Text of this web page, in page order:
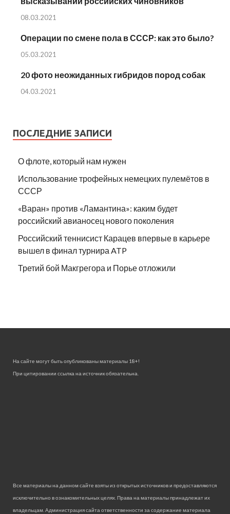
08.03.2021
Операции по смене пола в СССР: как это было?
05.03.2021
20 фото неожиданных гибридов пород собак
04.03.2021
ПОСЛЕДНИЕ ЗАПИСИ
О флоте, который нам нужен
Использование трофейных немецких пулемётов в
СССР
«Варан» против «Ламантина»: каким будет
российский авианосец нового поколения
Российский теннисист Карацев впервые в карьере
вышел в финал турнира ATP
Третий бой Макгрегора и Порье отложили
На сайте могут быть опубликованы материалы 18+!
При цитировании ссылка на источник обязательна.
Все материалы на данном сайте взяты из открытых источников и предоставляются
исключительно в ознакомительных целях. Права на материалы принадлежат их
владельцам. Администрация сайта ответственности за содержание материала